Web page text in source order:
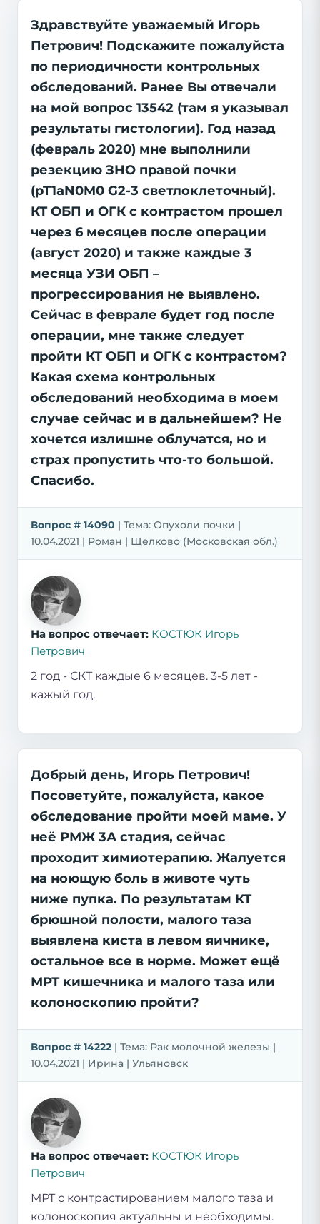
Здравствуйте уважаемый Игорь
Петрович! Подскажите пожалуйста
по периодичности контрольных
обследований. Ранее Вы отвечали
на мой вопрос 13542 (там я указывал
результаты гистологии). Год назад
(февраль 2020) мне выполнили
резекцию ЗНО правой почки
(pT1aN0M0 G2-3 светлоклеточный).
КТ ОБП и ОГК с контрастом прошел
через 6 месяцев после операции
(август 2020) и также каждые 3
месяца УЗИ ОБП –
прогрессирования не выявлено.
Сейчас в феврале будет год после
операции, мне также следует
пройти КТ ОБП и ОГК с контрастом?
Какая схема контрольных
обследований необходима в моем
случае сейчас и в дальнейшем? Не
хочется излишне облучатся, но и
страх пропустить что-то большой.
Спасибо.
Вопрос # 14090 | Тема: Опухоли почки |
10.04.2021 | Роман | Щелково (Московская обл.)
На вопрос отвечает: КОСТЮК Игорь
Петрович
2 год - СКТ каждые 6 месяцев. 3-5 лет -
кажый год.
Добрый день, Игорь Петрович!
Посоветуйте, пожалуйста, какое
обследование пройти моей маме. У
неё РМЖ 3А стадия, сейчас
проходит химиотерапию. Жалуется
на ноющую боль в животе чуть
ниже пупка. По результатам КТ
брюшной полости, малого таза
выявлена киста в левом яичнике,
остальное все в норме. Может ещё
МРТ кишечника и малого таза или
колоноскопию пройти?
Вопрос # 14222 | Тема: Рак молочной железы |
10.04.2021 | Ирина | Ульяновск
На вопрос отвечает: КОСТЮК Игорь
Петрович
МРТ с контрастированием малого таза и
колоноскопия актуальны и необходимы.